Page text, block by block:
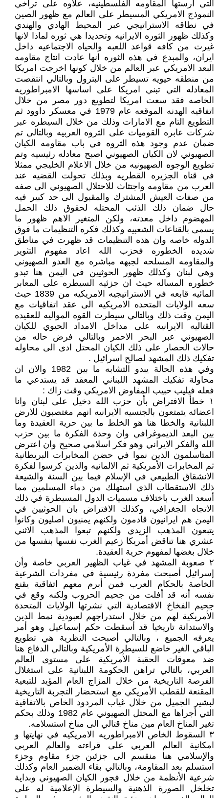
التي ارستها المقاومه الفلسطينيه، علاوه على تراخي
النموذج الامريكي المسيطر على العالم مع ظهور الصين
في نطاقه الاستراتيجي عبر المحيط الهادي والهندي
وكذلك ظهور الثوره الايرانيه وتحديدا هي ثوره لماذا لانها
غيرت من كافه قواعد اللعبه والحياه الاجتماعيه داخل
ايران، والمبدع في هذه الثوره انها عادت انتاج مقاومه
البعد الامريكي عبر العالم من خلال كونها اخرجت امريكا
من منطقه حيويه تسيطر على البترول وبالتالي انتقصت
المعادله التي تبني امريكا على اساسها الامبراطوريه
الخاصه فقد سعت امريكا لتطويع دور مصر من خلال
اتفاقيه الهدنه الموقعه عام 1979 في معسكر داوود ثم
التطويع التام مع الامارات وذلك من خلال السيطره عبر
شركات عابره القوميات على الثروه العربيه وبالتالي تم
ضمان عدم وجود هذه الثروه في باب مقاومه الكيان
الصهيوني لان الكيان الصهيوني اصبح معادله رئيسيه وتم
تطويع الوجوه الصهيونيه من خلال الاعلام الخليجي ممثلا
في قناه الجزيره القطريه وبذلك تحولت القضيه عند
العرب من مقاومه واجتثاث للاحتلال الصهيوني الى صفه
من صفات العيش المشترك والمقبول الى حد كبير فيه
حال ضمان ذلك الذئب المحتله لحقوق ذلك الحمل
المهضوم داخل معدته، ولكن المتغير الاهم ظهور ما
يسمى بالقناعات الشعبيه وكذلك فكره التنظيمات ما فوق
الدوله خاصه وان هذه التنظيمات قد ظهرت في مناطق
شديده الخطوره فحزب الله اعاد مفهوم التثوير
والمقاومه المسلحه لجبهه مباشره مع العدو الصهيوني
وهي لبنان وكذلك ظهور الحوثيين في اليمن هنا تبدو
خطوره المساله حيث ان جزئيه السيطره على المعابر
المائيه قابعه في الاستراتيجيه الامريكيه من 1839 حيث
سعه الولايات المتحده الامريكيه الى عقد اتفاقيات مع
اليمن وقت ذلك وبالتالي سيطرت القوه المواليه للعقيده
القتاليه الايرانيه على مداخل الامداد الحيوي للكيان
الصهيوني عبر البحر الاحمر وبالتالي فرض حاله من
حالات الحصار على ذلك الكيان المحتل ادى الى محاوله
تفكيك ذلك المشهد لصالح اسرائيل .
وفي هذه الحالة يبدو التشابه ما بين 1982 والان ان
محاولة تفكيك المشهد اللبناني المعقد قد يستدعي ما
فعله فيليب حبيب المفاوض الامريكي وقت زاك :
١ خطأ الافتراض بأن حزب الله دخيل على لبنان وانا
اعضائه يتمتعون بالجنسيه الايرانيه انهم مغتصبون للارض
اللبنانية والخطا هنا هو الخلط ما بين حرية العقيدة وما
بين البعد الديموغرافي وان وحدة الفكرة ما بين حزب
الله والفكر الايراني وهو فكر اسلامي صحيح وان اعترض
المتاسلمون الذين نموا في حضن المخابرات البريطانية
ثم المخابرات الأمريكية ثم الالمانيه والذين كرسوا لفكرة
الانشقاق الطبيعي في الإسلام فيما بين السنة والشيعة
ذلك الاستقطاب الذي استهلك من دماء المسلمين مما
أسعد الغرب باختلاف مسميات الدول المسيطرة في ذلك
الاتجاه الجغرافي، وكذلك الافتراض بان الحوثيين في
اليمن هم ايرانيون قادمون ولكنهم يمنيون اصليون وكانوا
يتبعون المذهب الزيدي ولكنهم تبعوا المذهب الاثني
عشري هنا تناقض أمريكا زعيم الغرب نفسها بنفسها من
خلال بغضها لمفهوم حرية العقيدة.
٢ صعوبة المشهد في غياب الظهير العربي خاصة وأن
إسرائيل أصبحت مفردة رئيسية في مفردات الشرعية
الخاصة بالحكام العرب فمن أبرم معهم اتفاقية يقنع
نفسه أنه قد أفلت من جحيم الحروب ولكنه وقع في
جحيم الفخاخ الاقتصادية التي نشرتها الولايات المتحدة
الأمريكية لهم من خلال استدراجهم لعبودية نمط الدين
والاستدانة تاريخيا قد أسقطت حكم إسماعيل وهو أمر
يعرفه الجميع ، وبالتالي أصبحت النظرية هي تطويع
الباقي الغير خاضع للسيطرة الأمريكية وبالتالي الدفاع هنا
ضد معوقات الحقبة الأمريكية على مستوى العالم
العربي، بالتالي تراهن الحكومة اللبنانية على استغلال
الفرصة التاريخية من خلال المزاج العام المؤيد للتبعية
المقنعة للقطب الأمريكي مع استحضار التجربة التاريخية
لبشير الجميل من خلال غياب المردود الخاص بالاتفاقية
التي أجراها مع المحتل الصهيوني عام 1982 وذلك بحكم
تغير المناخ العام مين مناخ قتالي الى مناخ استسلامه.
٣ السقوط الخاص الامبراطوريه الامريكيه في نهايتها و
امكانية العالم العربي على قراءته والعالم العربي
والإسلامي هنا منقسم الى جزئين جزء مقاوم وجزء
استسلم بعد المقاومة، وبالتالي بقاء الضمير العام وكذلك
شرعية الأنظمة من خلال فجور الكيان الصهيوني وبداية
تخلخل الصورة الذهنية والسيطرة الإعلامية له على